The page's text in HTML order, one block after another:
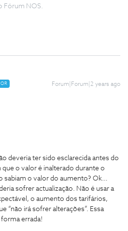
Fórum NOS.
Forum|Forum|2 years ago
deveria ter sido esclarecida antes do
o valor é inalterado durante o
sabiam o valor do aumento? Ok…
sofrer actualização. Não é usar a
o aumento dos tarifários,
“não irá sofrer alterações”. Essa
errada!